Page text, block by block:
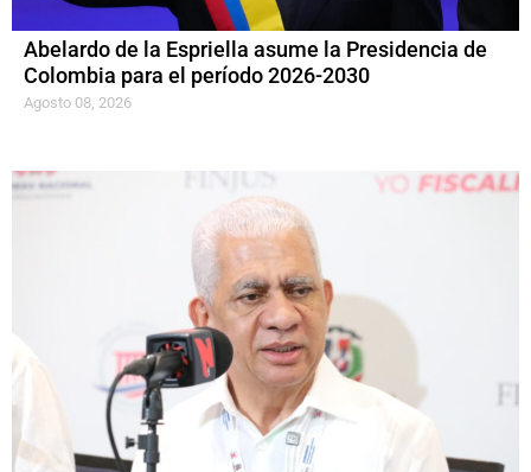
Abelardo de la Espriella asume la Presidencia de
Colombia para el período 2026-2030
Agosto 08, 2026